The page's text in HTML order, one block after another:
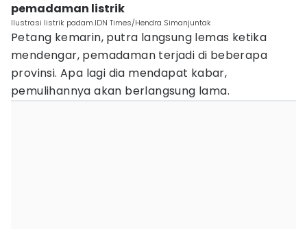
pemadaman listrik
Ilustrasi listrik padam.IDN Times/Hendra Simanjuntak
Petang kemarin, putra langsung lemas ketika
mendengar, pemadaman terjadi di beberapa
provinsi. Apa lagi dia mendapat kabar,
pemulihannya akan berlangsung lama.